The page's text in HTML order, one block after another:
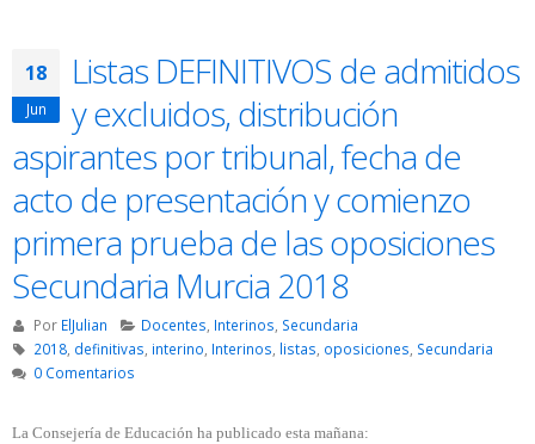
18
Jun
Listas DEFINITIVOS de admitidos
y excluidos, distribución
aspirantes por tribunal, fecha de
acto de presentación y comienzo
primera prueba de las oposiciones
Secundaria Murcia 2018
Por ElJulian Docentes Interinos Secundaria
2018, definitivas interino Interinos listas oposiciones Secundaria
0 Comentarios
La Consejería de Educación ha publicado esta mañana: